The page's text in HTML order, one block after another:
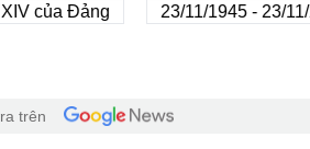
Đảng 23/11/1945 - 23/11/2025
trên